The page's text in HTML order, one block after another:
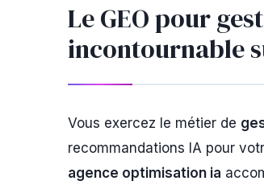
Le GEO pour
incontournable
Vous exercez le métier de
recommandations IA pour
agence optimisation ia